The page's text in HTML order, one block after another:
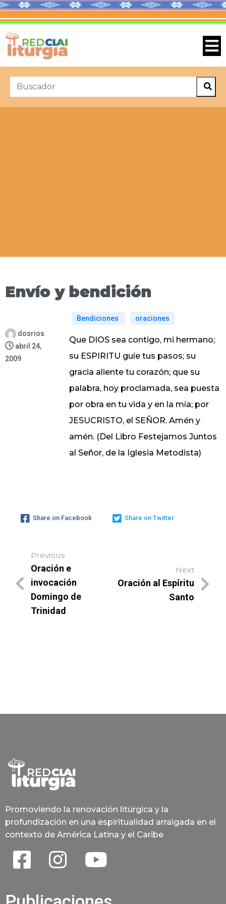
Envío y bendición
dosrios
abril 24,
2009
Bendiciones oraciones
Que DIOS sea contigo, mi hermano;
su ESPIRITU guíe tus pasos; su
gracia aliente tu corazón; que su
palabra, hoy proclamada, sea puesta
por obra en tu vida y en la mía; por
JESUCRISTO, el SEÑOR. Amén y
amén. (Del Libro Festejamos Juntos
al Señor, de la Iglesia Metodista)
Share on Facebook Share on Twitter
Previous
Oración e
invocación
Domingo de
Trinidad
Next
Oración al Espíritu
Santo
Promoviendo la renovación litúrgica y la
profundización en una espiritualidad arraigada en el
contexto de América Latina y el Caribe